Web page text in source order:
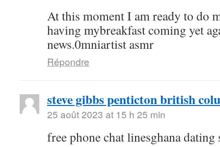
At this moment I am ready to do
having mybreakfast coming yet
news.0mniartist asmr
Répondre
steve gibbs penticton british
25 août 2023 at 15 h 25 min
free phone chat linesghana dating